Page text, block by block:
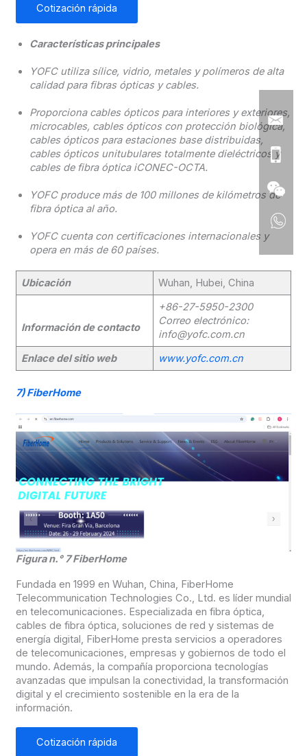
Cotización rápida
Características principales
YOFC utiliza sílice, vidrio, metales y polímeros de alta
calidad para fibras ópticas y cables.
Proporciona cables ópticos para interiores y exteriores,
microcables, cables ópticos con protección biológica,
cables ópticos para estaciones base distribuidas,
cables ópticos unitubulares totalmente dieléctricos y
cables de fibra óptica iCONEC-OCTA.
YOFC produce más de 100 millones de kilómetros de
fibra óptica al año.
YOFC cuenta con certificaciones internacionales y
opera en más de 60 países.
Ubicación Wuhan, Hubei, China
Información de contacto
+86-27-5950-2300
Correo electrónico:
info@yofc.com.cn
Enlace del sitio web
www.yofc.com.cn
7) FiberHome
Figura n.° 7 FiberHome
Fundada en 1999 en Wuhan, China, FiberHome
Telecommunication Technologies Co., Ltd. es líder mundial
en telecomunicaciones. Especializada en fibra óptica,
cables de fibra óptica, soluciones de red y sistemas de
energía digital, FiberHome presta servicios a operadores
de telecomunicaciones, empresas y gobiernos de todo el
mundo. Además, la compañía proporciona tecnologías
avanzadas que impulsan la conectividad, la transformación
digital y el crecimiento sostenible en la era de la
información.
Cotización rápida